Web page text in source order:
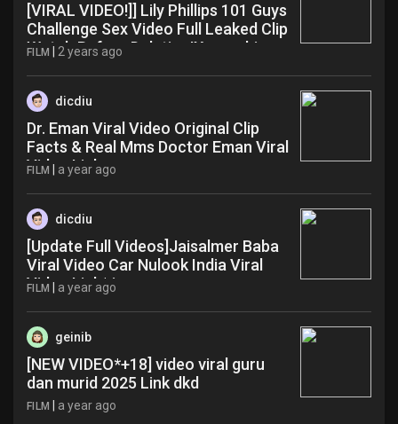
[VIRAL VIDEO!]] Lily Phillips 101 Guys
Challenge Sex Video Full Leaked Clip
Watch Before Deletion!Xnxx mhi
FILM 2 years ago
dicdiu
Dr. Eman Viral Video Original Clip
Facts & Real Mms Doctor Eman Viral
Video Link ouz
FILM a year ago
dicdiu
[Update Full Videos]Jaisalmer Baba
Viral Video Car Nulook India Viral
Video Link* imz
FILM a year ago
geinib
[NEW VIDEO*+18] video viral guru
dan murid 2025 Link dkd
FILM a year ago